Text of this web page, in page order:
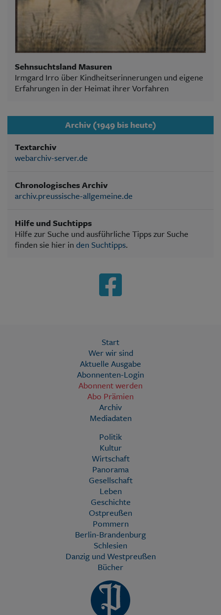
Sehnsuchtsland Masuren
Irmgard Irro über Kindheitserinnerungen und eigene
Erfahrungen in der Heimat ihrer Vorfahren
Archiv (1949 bis heute)
Textarchiv
webarchiv-server.de
Chronologisches Archiv
archiv.preussische-allgemeine.de
Hilfe und Suchtipps
Hilfe zur Suche und ausführliche Tipps zur Suche
finden sie hier in den Suchtipps.
Start
Wer wir sind
Aktuelle Ausgabe
Abonnenten-Login
Abonnent werden
Abo Prämien
Archiv
Mediadaten
Politik
Kultur
Wirtschaft
Panorama
Gesellschaft
Leben
Geschichte
Ostpreußen
Pommern
Berlin-Brandenburg
Schlesien
Danzig und Westpreußen
Bücher